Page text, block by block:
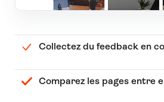
Collectez du feedback en
Comparez les pages entre